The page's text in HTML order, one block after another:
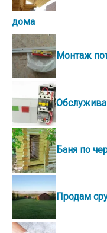
дома
Монтаж
Баня по
Продам